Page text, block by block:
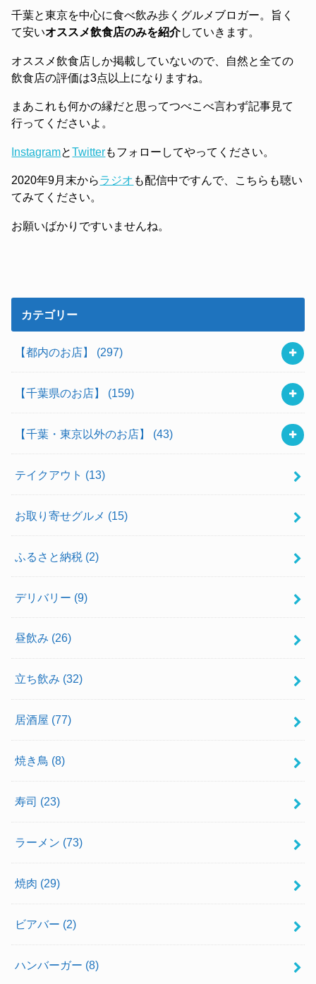
千葉と東京を中心に食べ飲み歩くグルメブロガー。旨く
て安いオススメ飲食店のみを紹介していきます。
オススメ飲食店しか掲載していないので、自然と全ての
飲食店の評価は3点以上になりますね。
まあこれも何かの縁だと思ってつべこべ言わず記事見て
行ってくださいよ。
InstagramとTwitterもフォローしてやってください。
2020年9月末からラジオ も配信中ですんで、こちらも聴い
てみてください。
お願いばかりですいませんね。
カテゴリー
【都内のお店】 (297)
【千葉県のお店】 (159)
【千葉・東京以外のお店】 (43)
テイクアウト (13)
お取り寄せグルメ (15)
ふるさと納税 (2)
デリバリー (9)
昼飲み (26)
立ち飲み (32)
居酒屋 (77)
焼き鳥 (8)
寿司 (23)
ラーメン (73)
焼肉 (29)
ビアバー (2)
ハンバーガー (8)